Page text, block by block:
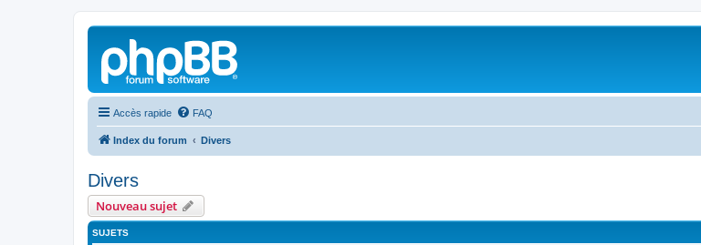
Accès rapide FAQ
Index du forum Divers
Divers
Nouveau sujet
SUJETS